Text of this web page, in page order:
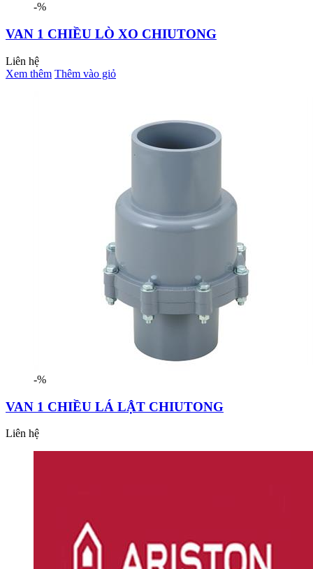
-%
VAN 1 CHIỀU LÒ XO CHIUTONG
Liên hệ
Xem thêm Thêm vào giỏ
-%
VAN 1 CHIỀU LÁ LẬT CHIUTONG
Liên hệ